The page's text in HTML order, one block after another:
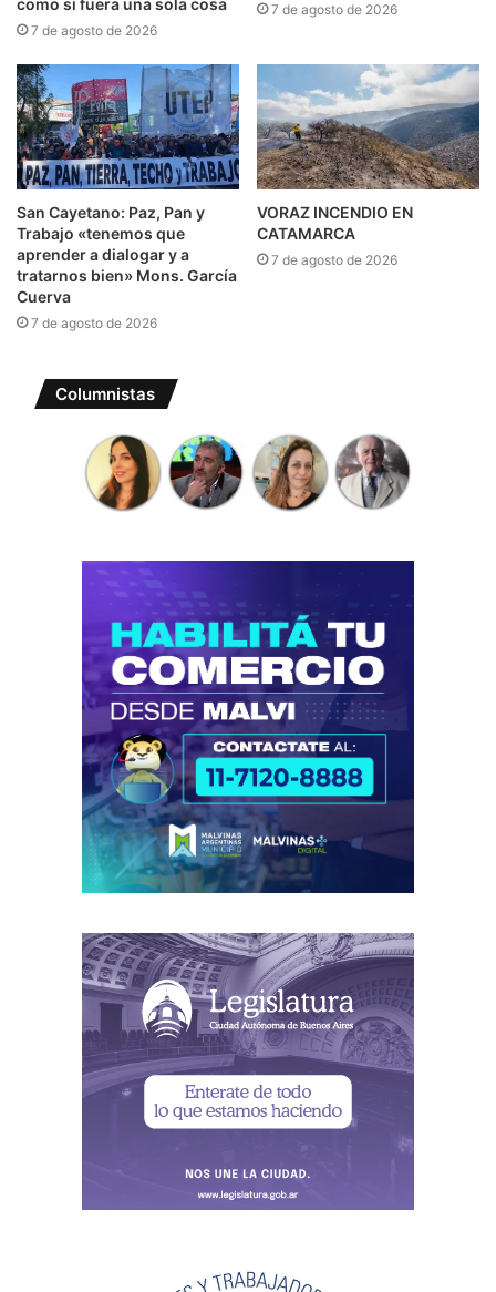
como si fuera una sola cosa
7 de agosto de 2026
7 de agosto de 2026
San Cayetano: Paz, Pan y
Trabajo «tenemos que
aprender a dialogar y a
tratarnos bien» Mons. García
Cuerva
7 de agosto de 2026
VORAZ INCENDIO EN
CATAMARCA
7 de agosto de 2026
Columnistas